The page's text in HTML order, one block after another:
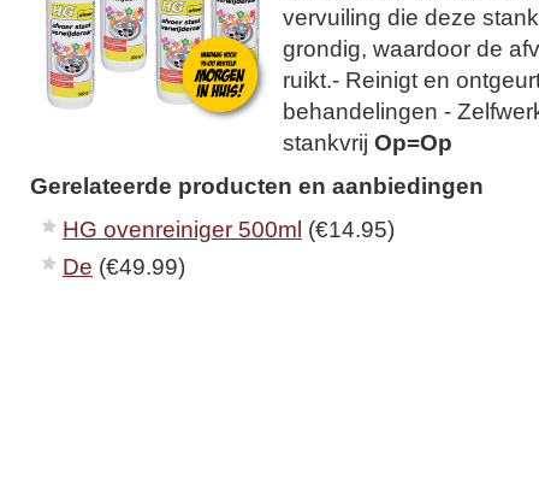
vervuiling die deze
grondig, waardoor de
ruikt.- Reinigt en
behandelingen -
stankvrij Op=Op
Gerelateerde producten en aanbiedingen
HG ovenreiniger 500ml (€14.95)
De (€49.99)